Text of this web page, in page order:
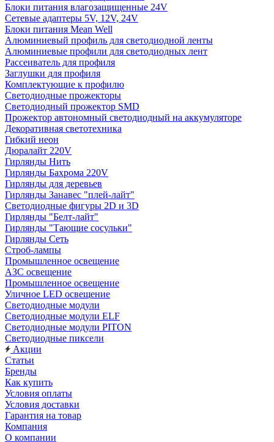
Блоки питания влагозащищенные 24V
Сетевые адаптеры 5V, 12V, 24V
Блоки питания Mean Well
Алюминиевый профиль для светодиодной ленты
Алюминиевые профили для светодиодных лент
Рассеиватель для профиля
Заглушки для профиля
Комплектующие к профилю
Светодиодные прожекторы
Светодиодный прожектор SMD
Прожектор автономный светодиодный на аккумуляторе
Декоративная светотехника
Гибкий неон
Дюралайт 220V
Гирлянды Нить
Гирлянды Бахрома 220V
Гирлянды для деревьев
Гирлянды Занавес "плей-лайт"
Светодиодные фигуры 2D и 3D
Гирлянды "Белт-лайт"
Гирлянды "Тающие сосульки"
Гирлянды Сеть
Строб-лампы
Промышленное освещение
АЗС освещение
Промышленное освещение
Уличное LED освещение
Светодиодные модули
Светодиодные модули ELF
Светодиодные модули PITON
Светодиодные пиксели
Акции
Статьи
Бренды
Как купить
Условия оплаты
Условия доставки
Гарантия на товар
Компания
О компании